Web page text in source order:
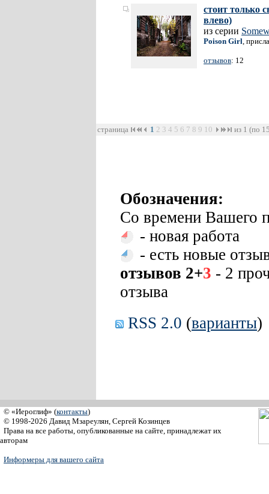
стоит только
влево)
из серии
Poison Girl,
отзывов: 12
страница 1 2 3 4 5 6 7 8 9 10 из 1 (по
Обозначения:
Со времени Вашего
- новая работа
- есть новые
отзывов 2+3 - 2
отзыва
RSS 2.0 (варианты)
© «Иероглиф» (контакты)
© 1998-2026 Давид Мзареулян, Сергей Козинцев
Права на все работы, опубликованные на сайте, принадлежат их
авторам
Информеры для вашего сайта